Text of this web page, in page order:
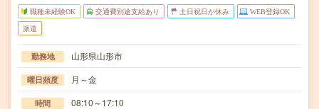
職種未経験OK 交通費別途支給あり 土日祝日が休み WEB登録OK
派遣
勤務地 山形県山形市
曜日頻度 月～金
時間 08:10～17:10